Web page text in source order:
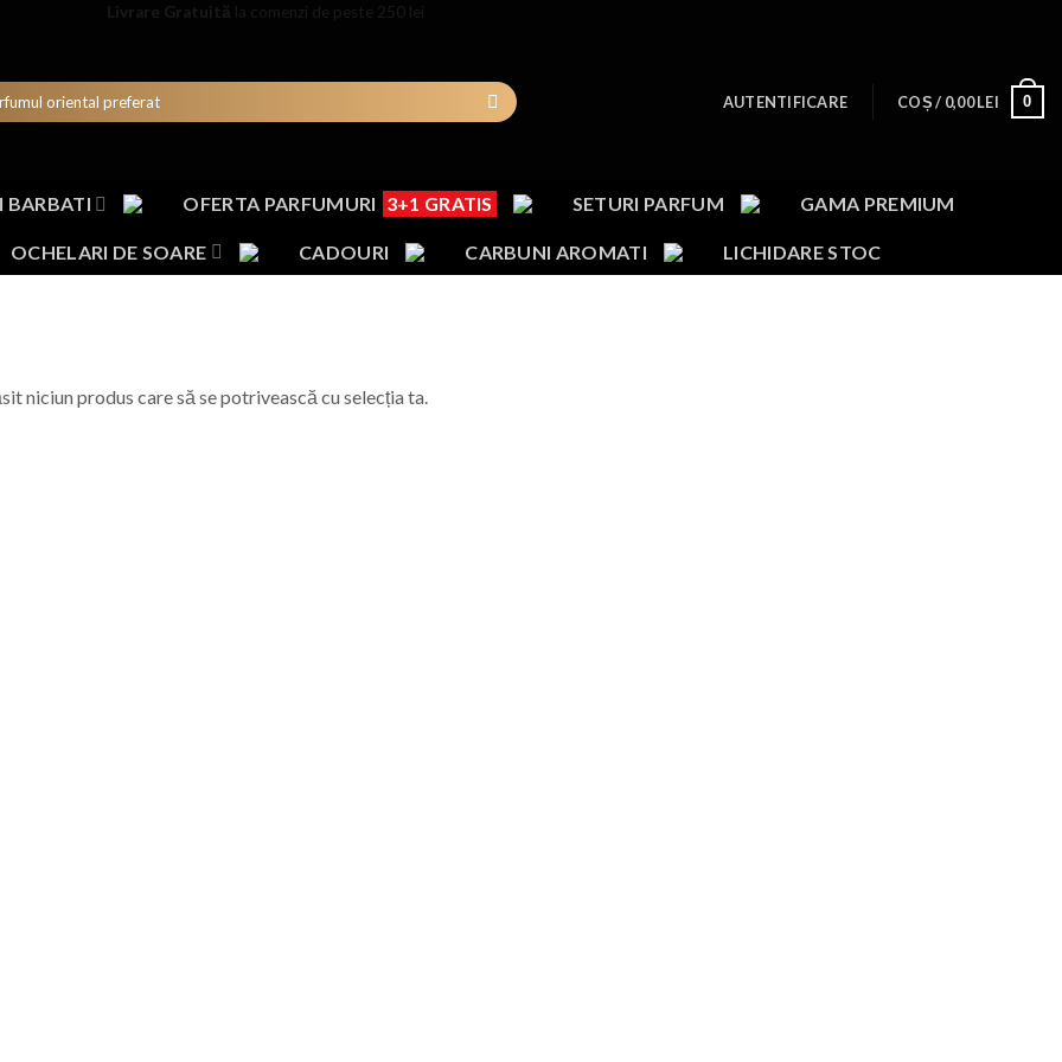
AUTENTIFICARE COȘ / 0,00LEI 0
BARBATI OFERTA PARFUMURI 3+1 GRATIS SETURI PARFUM GAMA PREMIUM
OCHELARI DE SOARE CADOURI CARBUNI AROMATI LICHIDARE STOC
niciun produs care să se potrivească cu selecția ta.